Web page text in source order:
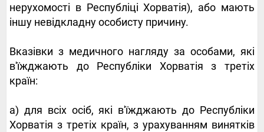
нерухомості в Республіці Хорватія), або мають
іншу невідкладну особисту причину.
Вказівки з медичного нагляду за особами, які
в'їжджають до Республіки Хорватія з третіх
країн:
а) для всіх осіб, які в'їжджають до Республіки
Хорватія з третіх країн, з урахуванням винятків